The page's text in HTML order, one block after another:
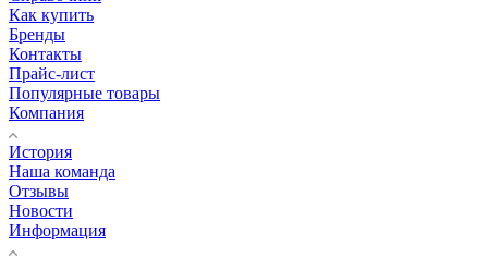
Как купить
Бренды
Контакты
Прайс-лист
Популярные товары
Компания
История
Наша команда
Отзывы
Новости
Информация